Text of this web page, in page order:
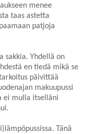
menee
taas astetta
patjoja
sakkia. Yhdellä on
en tiedä mikä se
päivittää
makuupussi
ei mulla itselläni
Tänä